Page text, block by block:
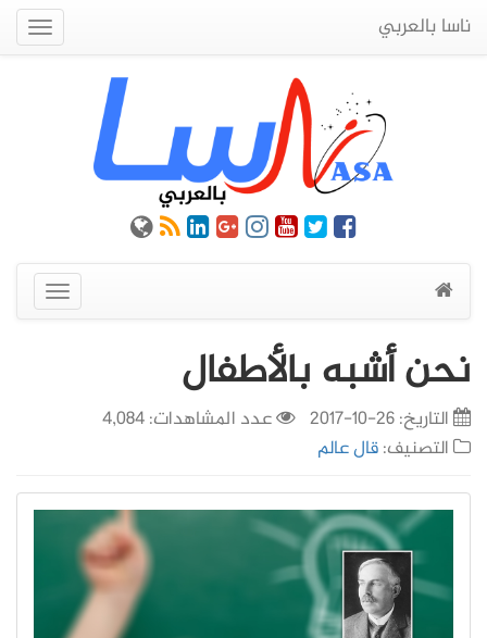
ناسا بالعربي
عرض
القائمة
نحن أشبه بالأطفال
التاريخ:26-10-2017
عدد المشاهدات: 4,084
التصنيف:قال عالم